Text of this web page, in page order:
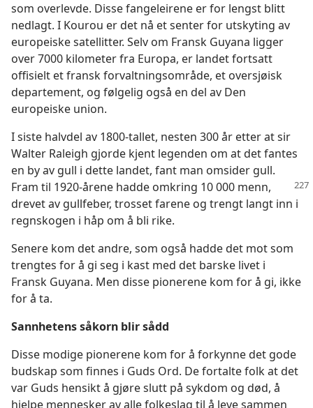
som overlevde. Disse fangeleirene er for lengst blitt
nedlagt. I Kourou er det nå et senter for utskyting av
europeiske satellitter. Selv om Fransk Guyana ligger
over 7000 kilometer fra Europa, er landet fortsatt
offisielt et fransk forvaltningsområde, et oversjøisk
departement, og følgelig også en del av Den
europeiske union.
I siste halvdel av 1800-tallet, nesten 300 år etter at sir
Walter Raleigh gjorde kjent legenden om at det fantes
en by av gull i dette landet, fant man omsider gull.
Fram til 1920-årene hadde omkring 10 000 menn,
drevet av gullfeber, trosset farene og trengt langt inn i
regnskogen i håp om å bli rike.
Senere kom det andre, som også hadde det mot som
trengtes for å gi seg i kast med det barske livet i
Fransk Guyana. Men disse pionerene kom for å gi, ikke
for å ta.
Sannhetens såkorn blir sådd
Disse modige pionerene kom for å forkynne det gode
budskap som finnes i Guds Ord. De fortalte folk at det
var Guds hensikt å gjøre slutt på sykdom og død, å
hjelpe mennesker av alle folkeslag til å leve sammen